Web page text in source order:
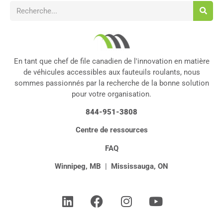
En tant que chef de file canadien de l'innovation en matière
de véhicules accessibles aux fauteuils roulants, nous
sommes passionnés par la recherche de la bonne solution
pour votre organisation.
844-951-3808
Centre de ressources
FAQ
Winnipeg, MB | Mississauga, ON